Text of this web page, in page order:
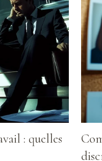
: quelles